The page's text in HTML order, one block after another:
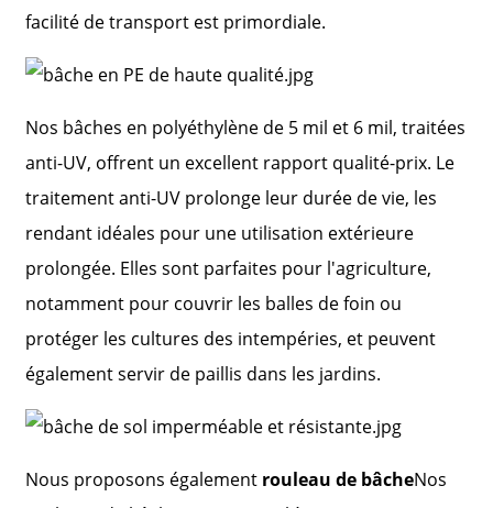
facilité de transport est primordiale.
Nos bâches en polyéthylène de 5 mil et 6 mil, traitées
anti-UV, offrent un excellent rapport qualité-prix. Le
traitement anti-UV prolonge leur durée de vie, les
rendant idéales pour une utilisation extérieure
prolongée. Elles sont parfaites pour l'agriculture,
notamment pour couvrir les balles de foin ou
protéger les cultures des intempéries, et peuvent
également servir de paillis dans les jardins.
Nous proposons également rouleau de bâcheNos